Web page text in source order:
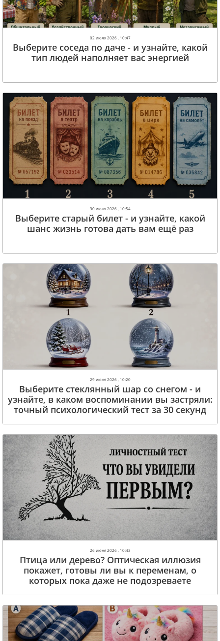
02 июля 2026 , 10:47
Выберите соседа по даче - и узнайте, какой
тип людей наполняет вас энергией
30 июня 2026 , 10:54
Выберите старый билет - и узнайте, какой
шанс жизнь готова дать вам ещё раз
29 июня 2026 , 10:20
Выберите стеклянный шар со снегом - и
узнайте, в каком воспоминании вы застряли:
точный психологический тест за 30 секунд
26 июня 2026 , 10:43
Птица или дерево? Оптическая иллюзия
покажет, готовы ли вы к переменам, о
которых пока даже не подозреваете